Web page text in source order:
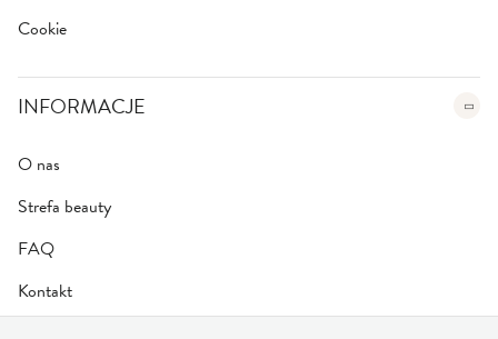
Cookie
INFORMACJE
O nas
Strefa beauty
FAQ
Kontakt